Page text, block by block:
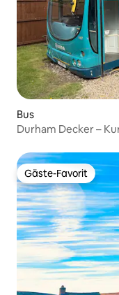
Bus
Durham Decker –
Gäste-Favorit
Gäste-Favorit